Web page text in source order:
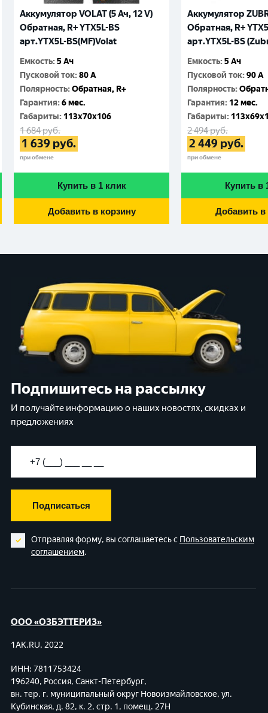
Аккумулятор VOLAT (5 Ач, 12 V)
Обратная, R+ YTX5L-BS
арт.YTX5L-BS(MF)Volat
Емкость:5 Ач
Пусковой ток:80 A
Полярность:Обратная, R+
Гарантия:6 мес.
Габариты: 113x70x106
1 684руб.
1 639 руб.
при обмене
Купить в 1 клик
Добавить в корзину
Аккумулятор
Обратная, R+
арт.YTX5L-BS
Емкость:5 Ач
Пусковой ток:90 A
Полярность:
Гарантия: 12 мес.
Габариты:
2 494руб.
2 449 руб.
при обмене
Купить в
Добавить в
Подпишитесь на рассылку
И получайте информацию о наших новостях, скидках и
предложениях
Подписаться
Отправляя форму, вы соглашаетесь с Пользовательским
соглашением.
ООО «ОЗБЭТТЕРИЗ»
1AK.RU, 2022
ИНН: 7811753424
196240, Россия, Санкт-Петербург,
вн. тер. г. муниципальный округ Новоизмайловское, ул.
Кубинская, д. 82, к. 2, стр. 1, помещ. 27Н